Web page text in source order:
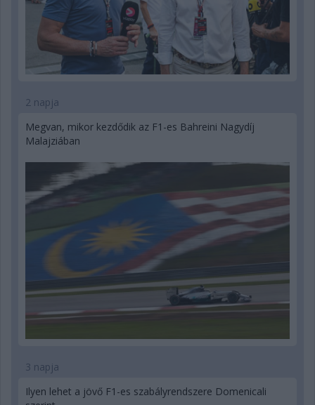
2 napja
Megvan, mikor kezdődik az F1-es Bahreini Nagydíj
Malajziában
3 napja
Ilyen lehet a jövő F1-es szabályrendszere Domenicali